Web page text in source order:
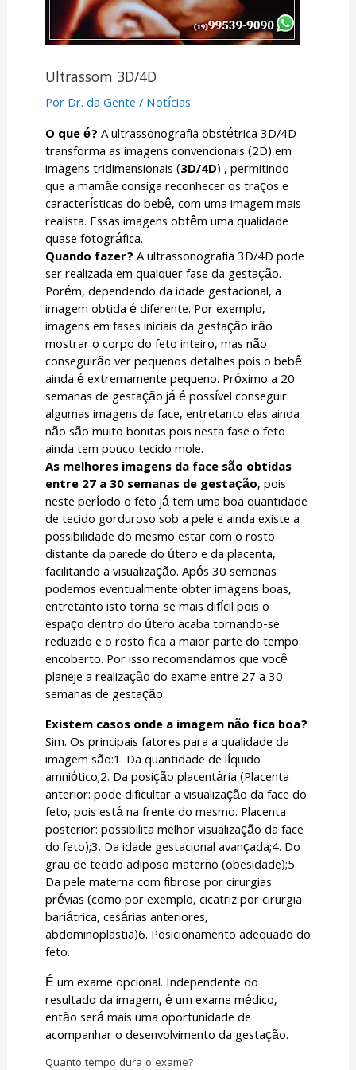
Ultrassom 3D/4D
PorDr. da Gente/Notícias
O que é?A ultrassonografia obstétrica 3D/4D
transforma as imagens convencionais (2D) em
imagens tridimensionais (3D/4D) , permitindo
que a mamãe consiga reconhecer os traços e
características do bebê, com uma imagem mais
realista. Essas imagens obtêm uma qualidade
quase fotográfica.
Quando fazer?A ultrassonografia 3D/4D pode
ser realizada em qualquer fase da gestação.
Porém, dependendo da idade gestacional, a
imagem obtida é diferente. Por exemplo,
imagens em fases iniciais da gestação irão
mostrar o corpo do feto inteiro, mas não
conseguirão ver pequenos detalhes pois o bebê
ainda é extremamente pequeno. Próximo a 20
semanas de gestação já é possível conseguir
algumas imagens da face, entretanto elas ainda
não são muito bonitas pois nesta fase o feto
ainda tem pouco tecido mole.
As melhores imagens da face são obtidas
entre 27 a 30 semanas de gestação, pois
neste período o feto já tem uma boa quantidade
de tecido gorduroso sob a pele e ainda existe a
possibilidade do mesmo estar com o rosto
distante da parede do útero e da placenta,
facilitando a visualização. Após 30 semanas
podemos eventualmente obter imagens boas,
entretanto isto torna-se mais difícil pois o
espaço dentro do útero acaba tornando-se
reduzido e o rosto fica a maior parte do tempo
encoberto. Por isso recomendamos que você
planeje a realização do exame entre 27 a 30
semanas de gestação.
Existem casos onde a imagem não fica boa?
Sim. Os principais fatores para a qualidade da
imagem são:1. Da quantidade de líquido
amniótico;2. Da posição placentária (Placenta
anterior: pode dificultar a visualização da face do
feto, pois está na frente do mesmo. Placenta
posterior: possibilita melhor visualização da face
do feto);3. Da idade gestacional avançada;4. Do
grau de tecido adiposo materno (obesidade);5.
Da pele materna com fibrose por cirurgias
prévias (como por exemplo, cicatriz por cirurgia
bariátrica, cesárias anteriores,
abdominoplastia)6. Posicionamento adequado do
feto.
É um exame opcional. Independente do
resultado da imagem, é um exame médico,
então será mais uma oportunidade de
acompanhar o desenvolvimento da gestação.
Quanto tempo dura o exame?